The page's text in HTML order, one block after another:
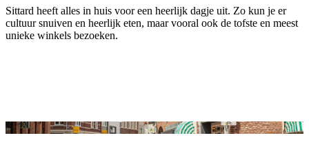
Sittard heeft alles in huis voor een heerlijk dagje uit. Zo kun je er
cultuur snuiven en heerlijk eten, maar vooral ook de tofste en meest
unieke winkels bezoeken.